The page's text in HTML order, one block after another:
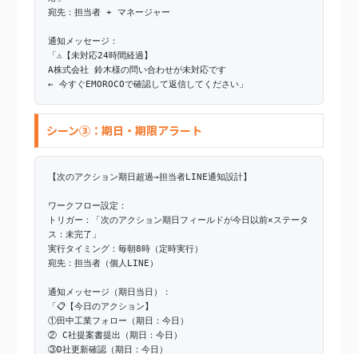
宛先：担当者 + マネージャー
通知メッセージ：
「⚠️【未対応24時間経過】
A株式会社 鈴木様の問い合わせが未対応です
← 今すぐEMOROCOで確認して返信してください」
シーン③：期日・期限アラート
【次のアクション期日超過→担当者LINE通知設計】
ワークフロー設定：
トリガー：「次のアクション期日フィールドが今日以前×ステータ
ス：未完了」
実行タイミング：毎朝8時（定時実行）
宛先：担当者（個人LINE）
通知メッセージ（期日当日）：
「📋【今日のアクション】
①田中工業フォロー（期日：今日）
② C社提案書提出（期日：今日）
③D社更新確認（期日：今日）